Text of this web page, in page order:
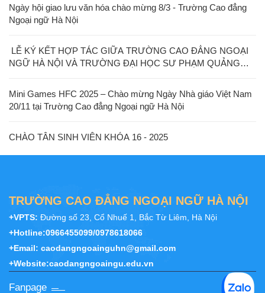
Ngày hội giao lưu văn hóa chào mừng 8/3 - Trường Cao đẳng
Ngoại ngữ Hà Nội
LỄ KÝ KẾT HỢP TÁC GIỮA TRƯỜNG CAO ĐẲNG NGOẠI
NGỮ HÀ NỘI VÀ TRƯỜNG ĐẠI HỌC SƯ PHẠM QUẢNG
Mini Games HFC 2025 – Chào mừng Ngày Nhà giáo Việt Nam
20/11 tại Trường Cao đẳng Ngoại ngữ Hà Nội
CHÀO TÂN SINH VIÊN KHÓA 16 - 2025
TRƯỜNG CAO ĐẲNG NGOẠI NGỮ HÀ NỘI
+VPTS: Đường số 23, Cổ Nhuế 1, Bắc Từ Liêm, Hà Nội
+Hotline:0966455099/0978618066
+Email: caodangngoainguhn@gmail.com
+Website:caodangngoaingu.edu.vn
Fanpage